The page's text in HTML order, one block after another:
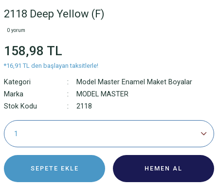
2118 Deep Yellow (F)
0 yorum
158,98 TL
*16,91 TL den başlayan taksitlerle!
Kategori
Model Master Enamel Maket Boyalar
Marka
MODEL MASTER
Stok Kodu
2118
SEPETE EKLE HEMEN AL